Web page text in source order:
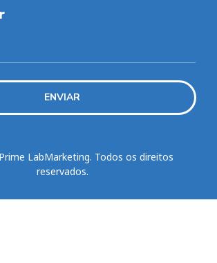
ENVIAR
LabMarketing. Todos os direitos
reservados.